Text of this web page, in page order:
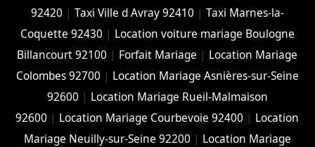
92420 | Taxi Ville d Avray 92410 | Taxi Marnes-la-
Coquette 92430 | Location voiture mariage Boulogne
Billancourt 92100 | Forfait Mariage | Location Mariage
Colombes 92700 | Location Mariage Asnières-sur-Seine
92600 | Location Mariage Rueil-Malmaison
92600 | Location Mariage Courbevoie 92400 | Location
Mariage Neuilly-sur-Seine 92200 | Location Mariage